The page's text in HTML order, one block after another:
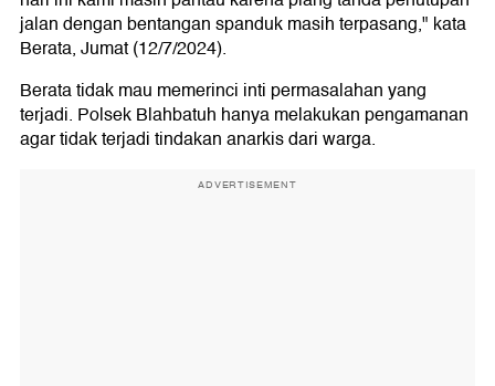
jalan dengan bentangan spanduk masih terpasang," kata
Berata, Jumat (12/7/2024).
Berata tidak mau memerinci inti permasalahan yang
terjadi. Polsek Blahbatuh hanya melakukan pengamanan
agar tidak terjadi tindakan anarkis dari warga.
ADVERTISEMENT